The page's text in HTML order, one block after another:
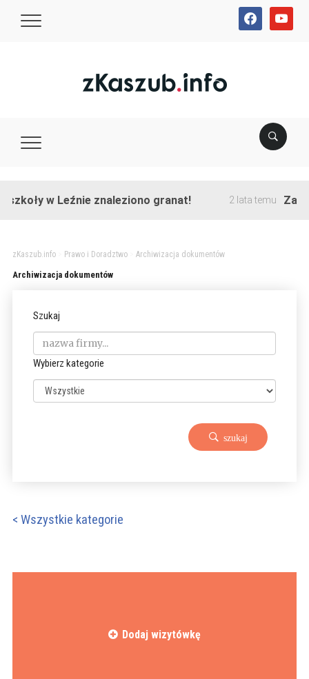
facebookyoutube
w Leźnie znaleziono granat! 2 lata temu
zKaszub.info> Prawo i Doradztwo> Archiwizacja dokumentów
Archiwizacja dokumentów
Szukaj
Wybierz kategorie
szukaj
< Wszystkie kategorie
Dodaj wizytówkę